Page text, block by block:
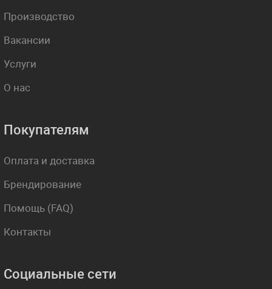
Производство
Вакансии
Услуги
О нас
Покупателям
Оплата и доставка
Брендирование
Помощь (FAQ)
Контакты
Социальные сети